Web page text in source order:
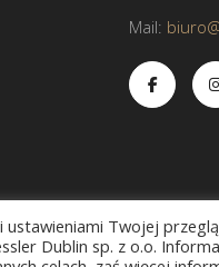
Mail:
Twojej
Dublin sp. z o.o.